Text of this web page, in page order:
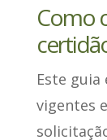
Como
Este guia
vigentes